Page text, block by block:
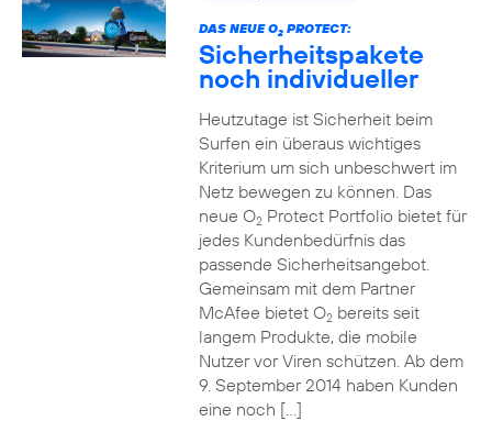
DAS NEUE O2PROTECT:
Sicherheitspakete
noch individueller
Heutzutage ist Sicherheit beim
Surfen ein überaus wichtiges
Kriterium um sich unbeschwert im
Netz bewegen zu können. Das
neue O2Protect Portfolio bietet für
jedes Kundenbedürfnis das
passende Sicherheitsangebot.
Gemeinsam mit dem Partner
McAfee bietet O2bereits seit
langem Produkte, die mobile
Nutzer vor Viren schützen. Ab dem
9. September 2014 haben Kunden
eine noch […]